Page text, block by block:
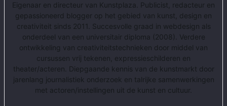
Eigenaar en directeur van Kunstplaza. Publicist, redacteur en
gepassioneerd blogger op het gebied van kunst, design en
creativiteit sinds 2011. Succesvolle graad in webdesign als
onderdeel van een universitair diploma (2008). Verdere
ontwikkeling van creativiteitstechnieken door middel van
cursussen vrij tekenen, expressieschilderen en
theater/acteren. Diepgaande kennis van de kunstmarkt door
jarenlang journalistiek onderzoek en talrijke samenwerkingen
met actoren/instellingen uit de kunst en cultuur.